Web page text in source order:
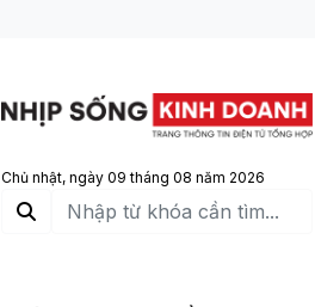
Chủ nhật, ngày 09 tháng 08 năm 2026